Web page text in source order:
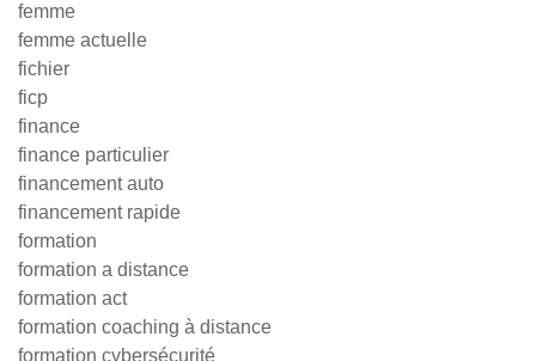
femme
femme actuelle
fichier
ficp
finance
finance particulier
financement auto
financement rapide
formation
formation a distance
formation act
formation coaching à distance
formation cybersécurité